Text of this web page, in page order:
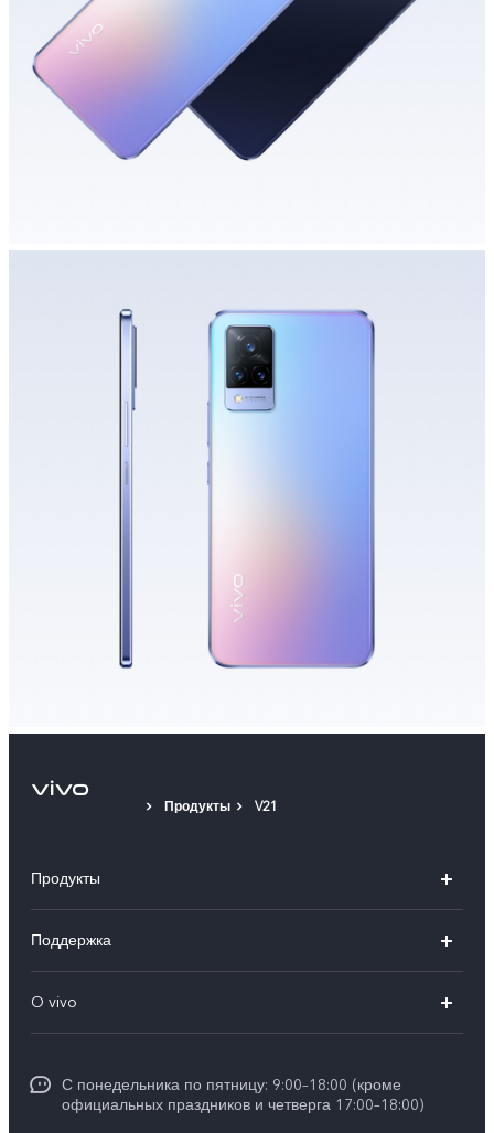
Продукты V21
Продукты
V30 5G
V30 Lite
Y17s
Поддержка
Сервисный центр
Funtouch OS
IMEI аутентификация
O vivo
Карьера в vivo
С понедельника по пятницу: 9:00–18:00 (кроме
официальных праздников и четверга 17:00–18:00)